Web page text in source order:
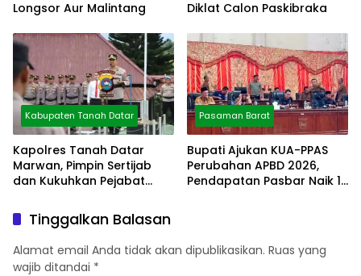
Longsor Aur Malintang
Diklat Calon Paskibraka
Kabupaten Tanah Datar
Kapolres Tanah Datar
Marwan, Pimpin Sertijab
dan Kukuhkan Pejabat
Pasaman Barat
Bupati Ajukan KUA-PPAS
Perubahan APBD 2026,
Pendapatan Pasbar Naik 15
Tinggalkan Balasan
Alamat email Anda tidak akan dipublikasikan. Ruas yang
wajib ditandai *